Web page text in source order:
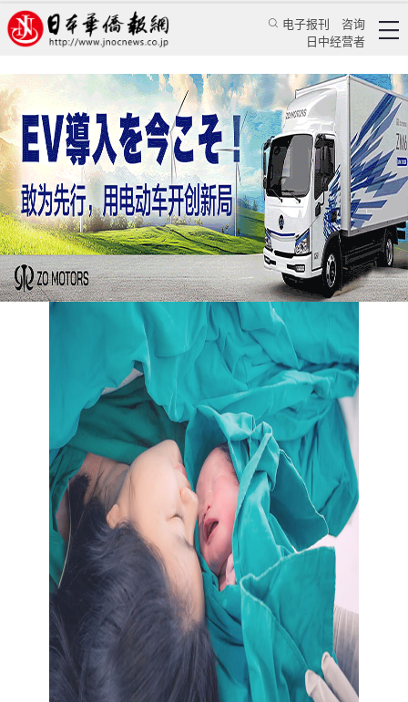
电子报刊
咨询
日中经营者
樱花国度匿名生命与社会契约的双向困境
程千凡 评论 日本纵横
日本华侨报 2025/4/1 12:27:16